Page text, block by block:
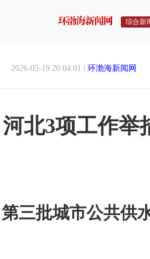
综合新
2026-05-19 20:04:01 | 环渤海新闻网
河北3项工作举
第三批城市公共供